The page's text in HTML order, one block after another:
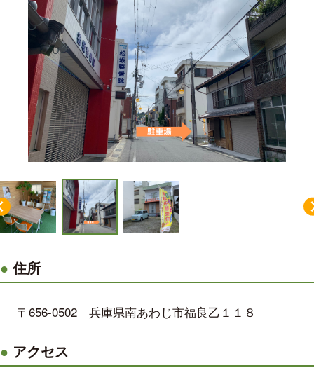
住所
〒656-0502 兵庫県南あわじ市福良乙１１８
アクセス